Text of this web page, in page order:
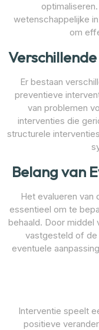
wetenschappelijke
om
Er bestaan
preventieve
van problemen
interventies die
structurele
Belang van
Het evalueren van
essentieel om te
behaald. Door middel
vastgesteld of de
eventuele
Interventie speelt
positieve